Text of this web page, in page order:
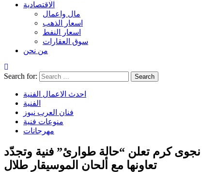
الاقتصادية
مال واعمال
اسعار الذهب
اسعار النفط
سوق العقارات
من نحن
Search for:
احدث الاعمال الفنية
الفنية
فنان العرب نيوز
منوعات فنية
مهرجانات
نجوى كرم تعلن “حالة طوارئ” فنية وتجدّد
تعاونها مع ألحان الموسيقار طلال